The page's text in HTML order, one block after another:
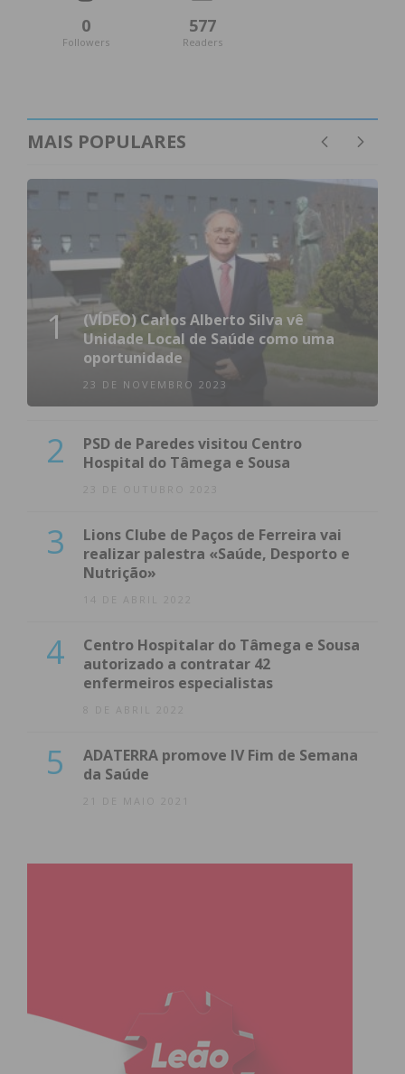
0
Followers
577
Readers
MAIS POPULARES
1
(VÍDEO) Carlos Alberto Silva vê
Unidade Local de Saúde como uma
oportunidade
23 DE NOVEMBRO 2023
2
PSD de Paredes visitou Centro
Hospital do Tâmega e Sousa
23 DE OUTUBRO 2023
3
Lions Clube de Paços de Ferreira vai
realizar palestra «Saúde, Desporto e
Nutrição»
14 DE ABRIL 2022
4
Centro Hospitalar do Tâmega e Sousa
autorizado a contratar 42
enfermeiros especialistas
8 DE ABRIL 2022
5
ADATERRA promove IV Fim de Semana
da Saúde
21 DE MAIO 2021